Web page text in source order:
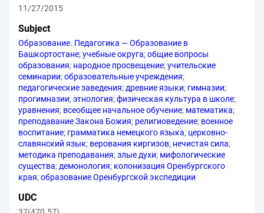
11/27/2015
Subject
Образование. Педагогика — Образование в
Башкортостане;учебные округа;общие вопросы
образования; народное просвещение;учительские
семинарии;образовательные учреждения;
педагогические заведения; древние языки; гимназии;
прогимназии;этнология;физическая культура в школе;
уравнения; всеобщее начальное обучение; математика;
преподавание Закона Божия; религиоведение; военное
воспитание; грамматика немецкого языка; церковно-
славянский язык; верования киргизов; нечистая сила;
методика преподавания;злые духи; мифологические
существа; демонология; колонизация Оренбургского
края;образование Оренбургской экспедиции
UDC